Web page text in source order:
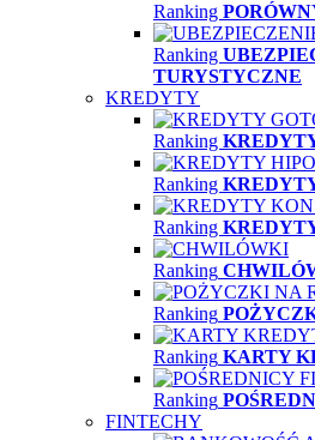
Ranking
Ranking
TURYSTYCZNE
KREDYTY
Ranking
Ranking
Ranking
Ranking
Ranking
Ranking KARTY
Ranking
FINTECHY